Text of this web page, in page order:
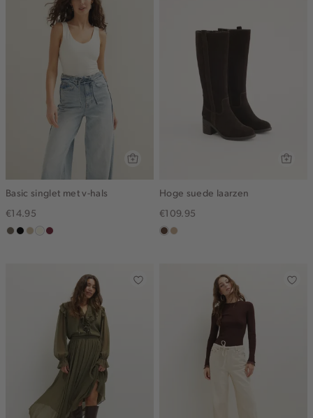
Basic singlet met v-hals
€14.95
middenbruin
zwartlichtzand
wit,bordeaux
Hoge suede laarzen
€109.95
donkerbruin
zand